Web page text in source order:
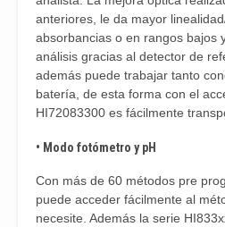
anteriores, le da mayor
absorbancias o en rangos bajos
análisis gracias al detector de
además puede trabajar tanto
batería, de esta forma con el
HI72083300 es fácilmente
• Modo fotómetro y pH
Con más de 60 métodos pre
puede acceder fácilmente al
necesite. Además la serie